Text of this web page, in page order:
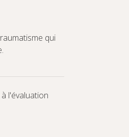
qui
l'évaluation